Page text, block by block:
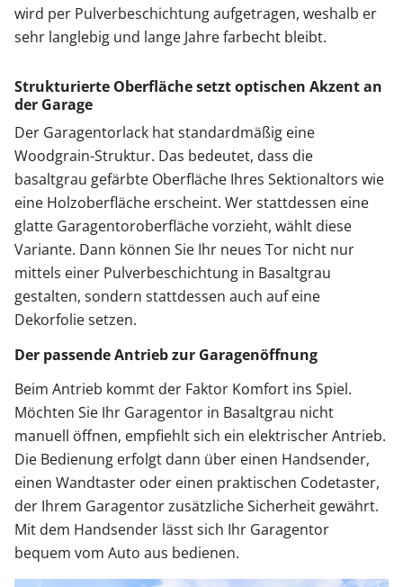
wird per Pulverbeschichtung aufgetragen, weshalb er
sehr langlebig und lange Jahre farbecht bleibt.
Strukturierte Oberfläche setzt optischen Akzent an
der Garage
Der Garagentorlack hat standardmäßig eine
Woodgrain-Struktur. Das bedeutet, dass die
basaltgrau gefärbte Oberfläche Ihres Sektionaltors wie
eine Holzoberfläche erscheint. Wer stattdessen eine
glatte Garagentoroberfläche vorzieht, wählt diese
Variante. Dann können Sie Ihr neues Tor nicht nur
mittels einer Pulverbeschichtung in Basaltgrau
gestalten, sondern stattdessen auch auf eine
Dekorfolie setzen.
Der passende Antrieb zur Garagenöffnung
Beim Antrieb kommt der Faktor Komfort ins Spiel.
Möchten Sie Ihr Garagentor in Basaltgrau nicht
manuell öffnen, empfiehlt sich ein elektrischer Antrieb.
Die Bedienung erfolgt dann über einen Handsender,
einen Wandtaster oder einen praktischen Codetaster,
der Ihrem Garagentor zusätzliche Sicherheit gewährt.
Mit dem Handsender lässt sich Ihr Garagentor
bequem vom Auto aus bedienen.